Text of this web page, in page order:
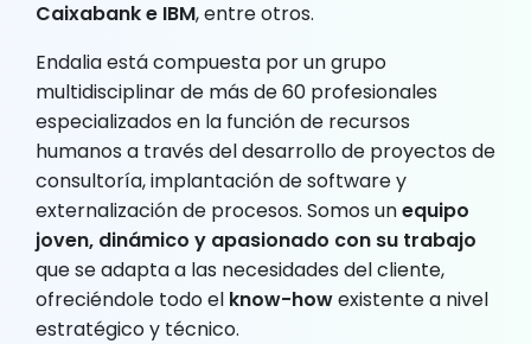
Caixabank e IBM, entre otros.
Endalia está compuesta por un grupo
multidisciplinar de más de 60 profesionales
especializados en la función de recursos
humanos a través del desarrollo de proyectos de
consultoría, implantación de software y
externalización de procesos. Somos unequipo
joven, dinámico y apasionado con su trabajo
que se adapta a las necesidades del cliente,
ofreciéndole todo el know-howexistente a nivel
estratégico y técnico.